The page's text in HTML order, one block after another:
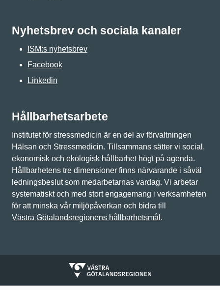
Nyhetsbrev och sociala kanaler
ISM:s nyhetsbrev
Facebook
Linkedin
Hållbarhetsarbete
Institutet för stressmedicin är en del av förvaltningen
Hälsan och Stressmedicin. Tillsammans sätter vi social,
ekonomisk och ekologisk hållbarhet högt på agenda.
Hållbarhetens tre dimensioner finns närvarande i såväl
ledningsbeslut som medarbetarnas vardag. Vi arbetar
systematiskt och med stort engagemang i verksamheten
för att minska vår miljöpåverkan och bidra till
Västra Götalandsregionens hållbarhetsmål .